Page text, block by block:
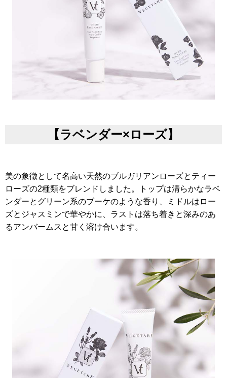
【ラベンダー×ローズ】
美の象徴として名高い天然のブルガリアンローズとティー
ローズの2種類をブレンドしました。トップは清らかなラベ
ンダーとグリーン系のブーケのような香り、ミドルはロー
ズとジャスミンで華やかに、ラストは落ち着きと深みのあ
るアンバームスと甘く溶け合います。